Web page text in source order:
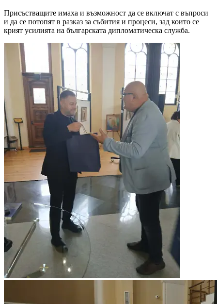
Присъстващите имаха и възможност да се включат с въпроси
и да се потопят в разказ за събития и процеси, зад които се
крият усилията на българската дипломатическа служба.